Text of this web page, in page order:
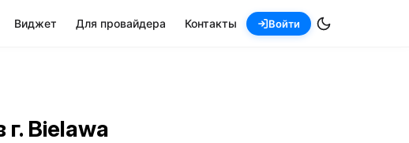
Виджет Для провайдера Контакты Войти
г. Bielawa